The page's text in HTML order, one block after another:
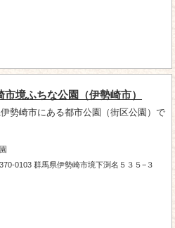
市境ふちな公園（伊勢崎市）
勢崎市にある都市公園（街区公園）で
0103 群馬県伊勢崎市境下渕名５３５−３